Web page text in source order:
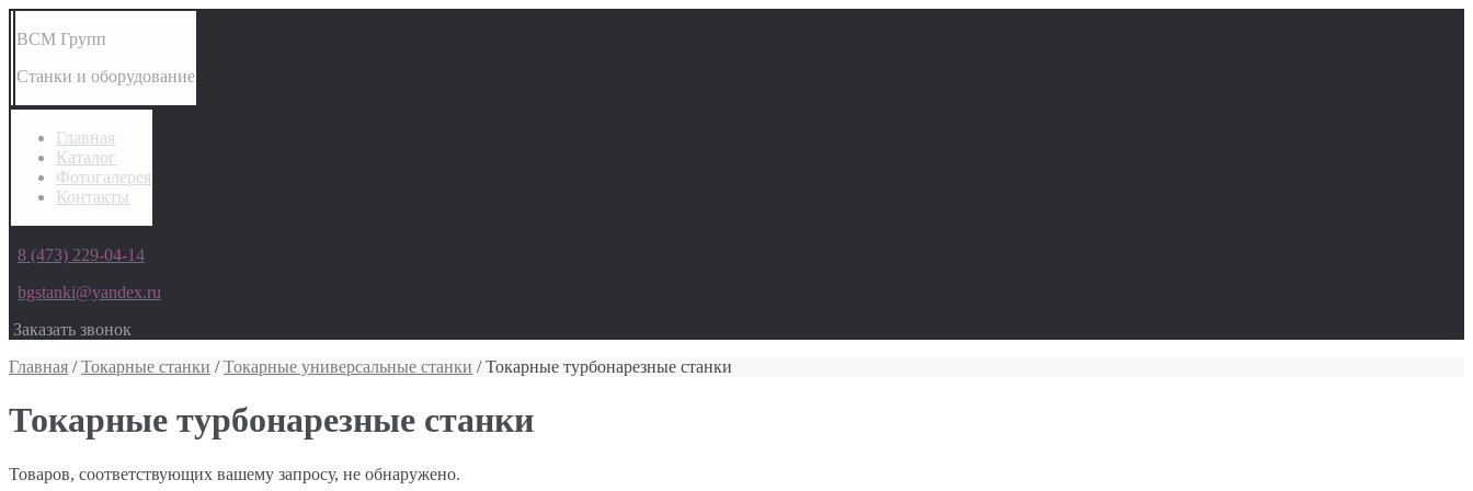
ВСМ Групп
Станки и оборудование
Главная
Каталог
Фотогалерея
Контакты
8 (473) 229-04-14
bgstanki@yandex.ru
Заказать звонок
Главная /Токарные станки /Токарные универсальные станки / Токарные турбонарезные станки
Токарные турбонарезные станки
Товаров, соответствующих вашему запросу, не обнаружено.